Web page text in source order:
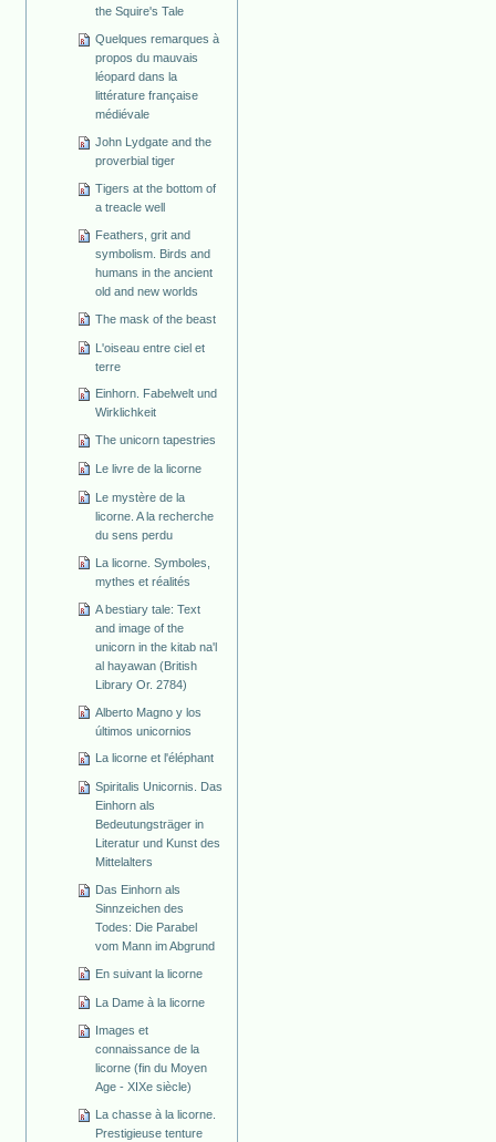
the Squire's Tale
Quelques remarques à
propos du mauvais
léopard dans la
littérature française
médiévale
John Lydgate and the
proverbial tiger
Tigers at the bottom of
a treacle well
Feathers, grit and
symbolism. Birds and
humans in the ancient
old and new worlds
The mask of the beast
L'oiseau entre ciel et
terre
Einhorn. Fabelwelt und
Wirklichkeit
The unicorn tapestries
Le livre de la licorne
Le mystère de la
licorne. A la recherche
du sens perdu
La licorne. Symboles,
mythes et réalités
A bestiary tale: Text
and image of the
unicorn in the kitab na'l
al hayawan (British
Library Or. 2784)
Alberto Magno y los
últimos unicornios
La licorne et l'éléphant
Spiritalis Unicornis. Das
Einhorn als
Bedeutungsträger in
Literatur und Kunst des
Mittelalters
Das Einhorn als
Sinnzeichen des
Todes: Die Parabel
vom Mann im Abgrund
En suivant la licorne
La Dame à la licorne
Images et
connaissance de la
licorne (fin du Moyen
Age - XIXe siècle)
La chasse à la licorne.
Prestigieuse tenture